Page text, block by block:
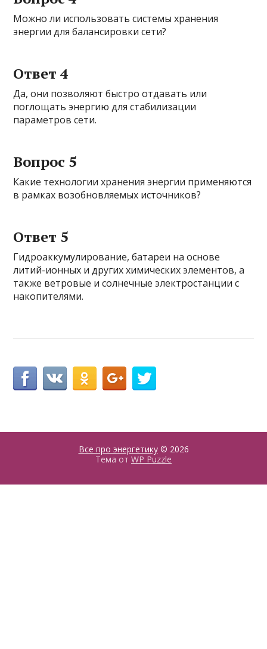
Можно ли использовать системы хранения
энергии для балансировки сети?
Ответ 4
Да, они позволяют быстро отдавать или
поглощать энергию для стабилизации
параметров сети.
Вопрос 5
Какие технологии хранения энергии применяются
в рамках возобновляемых источников?
Ответ 5
Гидроаккумулирование, батареи на основе
литий-ионных и других химических элементов, а
также ветровые и солнечные электростанции с
накопителями.
Все про энергетику© 2026
Тема от WP Puzzle